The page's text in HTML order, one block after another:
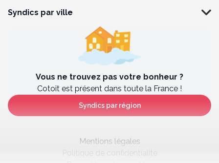
Syndics par ville
Vous ne trouvez pas votre bonheur ?
Cotoit est présent dans toute la France !
Syndics par région
Mentions légales
Politique de confidentialité